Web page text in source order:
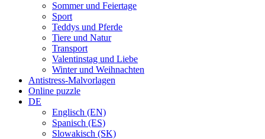
Sommer und Feiertage
Sport
Teddys und Pferde
Tiere und Natur
Transport
Valentinstag und Liebe
Winter und Weihnachten
Antistress-Malvorlagen
Online puzzle
DE
Englisch (EN)
Spanisch (ES)
Slowakisch (SK)